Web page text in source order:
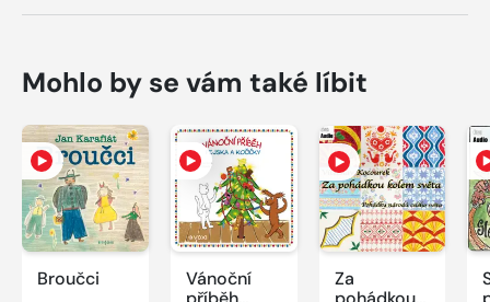
Mohlo by se vám také líbit
Broučci
Vánoční
Za